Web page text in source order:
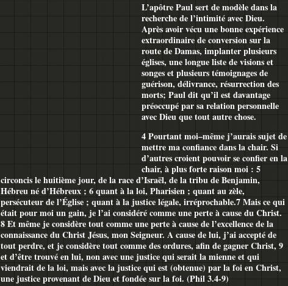
L’apôtre Paul sert de modèle dans la
recherche de l’intimité avec Dieu.
Après avoir vécu une bonne expérience
extraordinaire de conversion sur la
route de Damas, implanter plusieurs
églises, une longue liste de visions et
songes et plusieurs témoignages de
guérison, délivrance, résurrection des
morts; Paul dit qu’il est davantage
préoccupé par sa relation personnelle
avec Dieu que tout autre chose.
4 Pourtant moi–même j’aurais sujet de
mettre ma confiance dans la chair. Si
d’autres croient pouvoir se confier en la
chair, à plus forte raison moi : 5
circoncis le huitième jour, de la race d’Israël, de la tribu de Benjamin,
Hébreu né d’Hébreux ; 6 quant à la loi, Pharisien ; quant au zèle,
persécuteur de l’Église ; quant à la justice légale, irréprochable.7 Mais ce qui
était pour moi un gain, je l’ai considéré comme une perte à cause du Christ.
8 Et même je considère tout comme une perte à cause de l’excellence de la
connaissance du Christ Jésus, mon Seigneur. A cause de lui, j’ai accepté de
tout perdre, et je considère tout comme des ordures, afin de gagner Christ, 9
et d’être trouvé en lui, non avec une justice qui serait la mienne et qui
viendrait de la loi, mais avec la justice qui est (obtenue) par la foi en Christ,
une justice provenant de Dieu et fondée sur la foi. (Phil 3.4-9)